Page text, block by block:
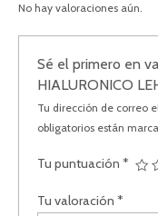
No hay valoraciones aún.
Sé el primero en
HIALURONICO
Tu dirección de correo
obligatorios están
Tu puntuación*
Tu valoración*